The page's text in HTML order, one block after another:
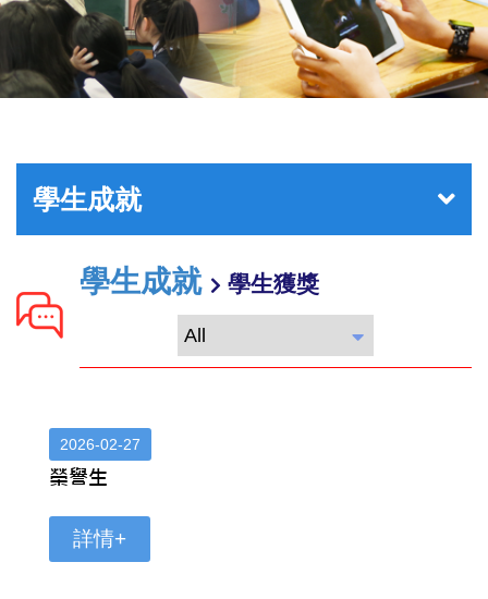
學生成就
學生成就 學生獲獎
2026-02-27
榮譽生
詳情+